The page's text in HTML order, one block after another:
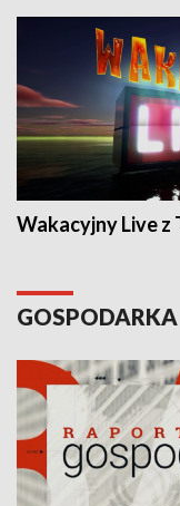
Wakacyjny Live z
GOSPODARKA